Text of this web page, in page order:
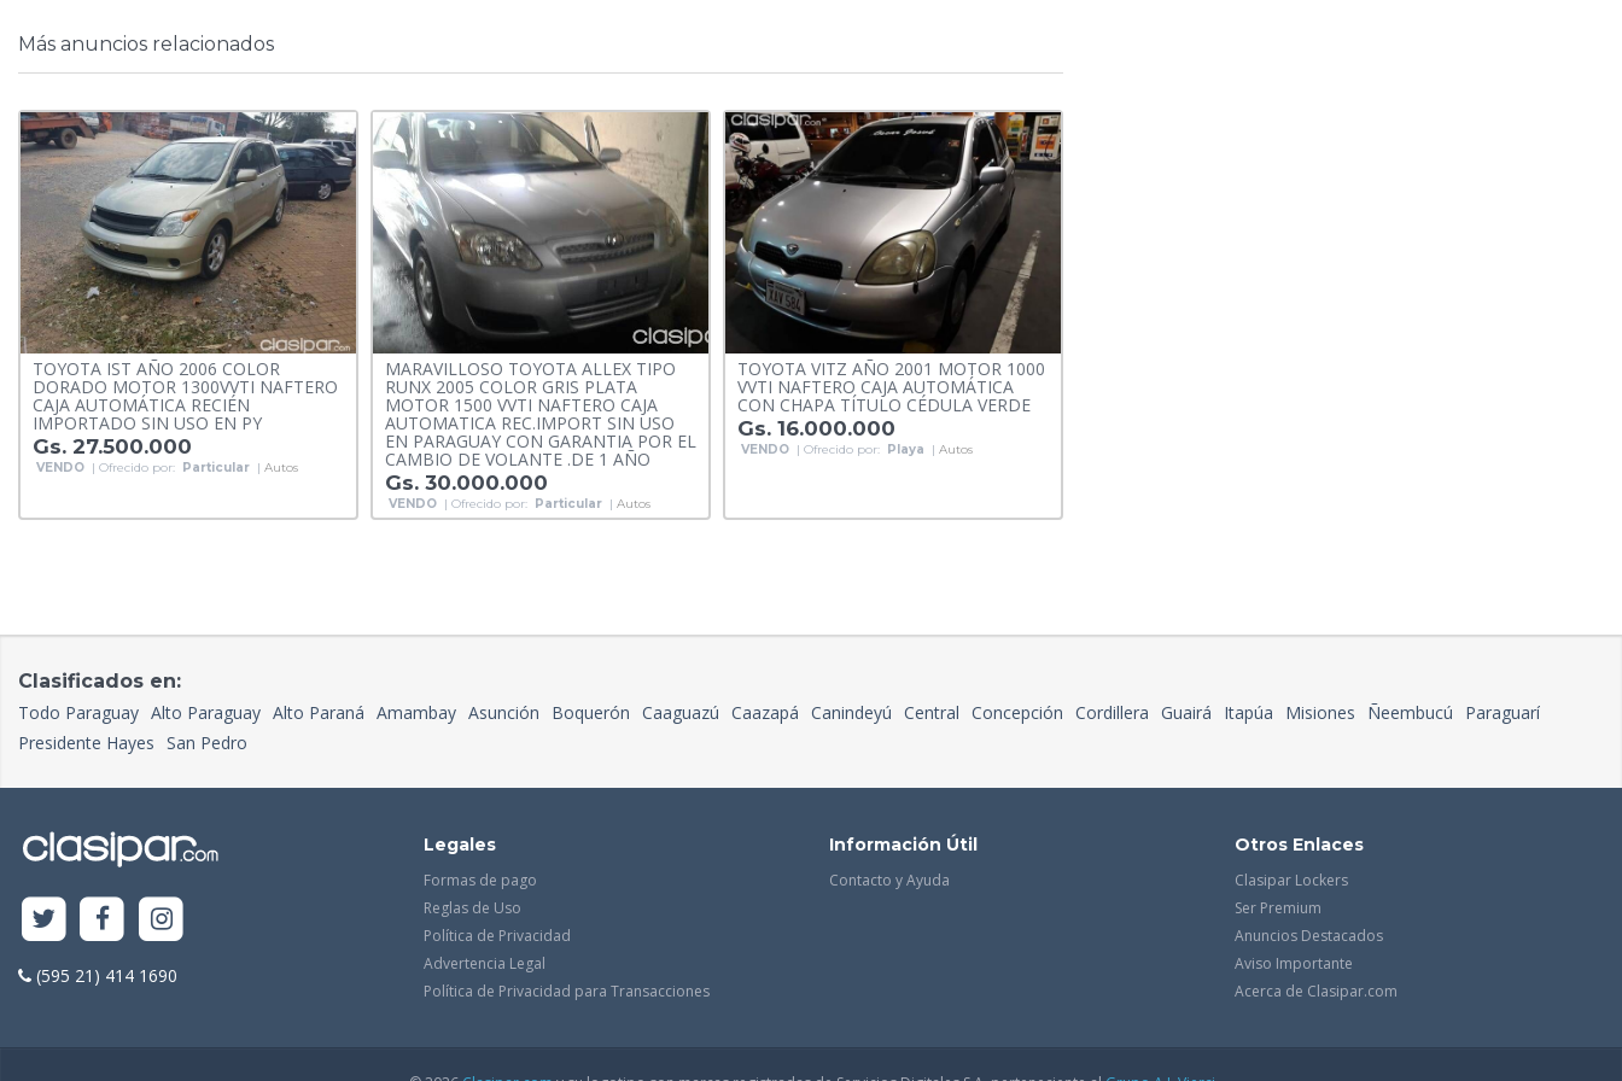
Más anuncios relacionados
TOYOTA IST AÑO 2006 COLOR
DORADO MOTOR 1300VVTI NAFTERO
CAJA AUTOMÁTICA RECIÉN
IMPORTADO SIN USO EN PY
Gs. 27.500.000
VENDO | Ofrecido por: Particular | Autos
MARAVILLOSO TOYOTA ALLEX TIPO
RUNX 2005 COLOR GRIS PLATA
MOTOR 1500 VVTI NAFTERO CAJA
AUTOMATICA REC.IMPORT SIN USO
EN PARAGUAY CON GARANTIA POR EL
CAMBIO DE VOLANTE .DE 1 AÑO
Gs. 30.000.000
VENDO | Ofrecido por: Particular | Autos
TOYOTA VITZ AÑO 2001 MOTOR 1000
VVTI NAFTERO CAJA AUTOMÁTICA
CON CHAPA TÍTULO CÉDULA VERDE
Gs. 16.000.000
VENDO | Ofrecido por: Playa | Autos
Clasificados en:
Todo Paraguay Alto Paraguay Alto Paraná Amambay Asunción Boquerón Caaguazú Caazapá Canindeyú Central Concepción Cordillera Guairá Itapúa Misiones Ñeembucú
Paraguarí
Presidente Hayes San Pedro
(595 21) 414 1690
Legales
Formas de pago
Reglas de Uso
Política de Privacidad
Advertencia Legal
Política de Privacidad para Transacciones
Información Útil
Contacto y Ayuda
Otros Enlaces
Clasipar Lockers
Ser Premium
Anuncios Destacados
Aviso Importante
Acerca de Clasipar.com